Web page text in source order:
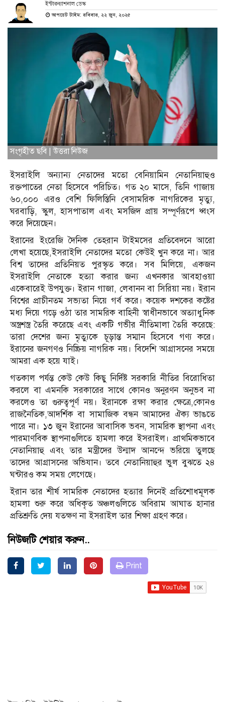
ইন্টারন্যাশনাল ডেস্ক
আপডেট টাইম: রবিবার, ২২ জুন, ২০২৫
সংগৃহীত ছবি | উত্তরা নিউজ
ইসরাইলি অন্যান্য নেতাদের মতো বেনিয়ামিন নেতানিয়াহুও
রক্তপাতের নেতা হিসেবে পরিচিত। গত ২০ মাসে, তিনি গাজায়
৬০,০০০ এরও বেশি ফিলিস্তিনি বেসামরিক নাগরিকের মৃত্যু,
ঘরবাড়ি, স্কুল, হাসপাতাল এবং মসজিদ প্রায় সম্পূর্ণরূপে ধ্বংস
করে দিয়েছেন।
ইরানের ইংরেজি দৈনিক তেহরান টাইমসের প্রতিবেদনে আরো
লেখা হয়েছে,ইসরাইলি নেতাদের মতো কেউই খুন করে না। আর
বিশ্ব তাদের প্রতিনিয়ত পুরস্কৃত করে। সব মিলিয়ে, একজন
ইসরাইলি নেতাকে হত্যা করার জন্য এখনকার আবহাওয়া
একেবারেই উপযুক্ত। ইরান গাজা, লেবানন বা সিরিয়া নয়। ইরান
বিশ্বের প্রাচীনতম সভ্যতা নিয়ে গর্ব করে। কয়েক দশকের কষ্টের
মধ্য দিয়ে গড়ে ওঠা তার সামরিক বাহিনী স্বাধীনভাবে অত্যাধুনিক
অস্ত্রশস্ত্র তৈরি করেছে এবং একটি গভীর নীতিমালা তৈরি করেছে:
তারা দেশের জন্য মৃত্যুকে চূড়ান্ত সম্মান হিসেবে গণ্য করে।
ইরানের জনগণও নিষ্ক্রিয় নাগরিক নয়। বিদেশি আগ্রাসনের সময়ে
আমরা এক হয়ে যাই।
গতকাল পর্যন্ত কেউ কেউ কিছু নির্দিষ্ট সরকারি নীতির বিরোধিতা
করলে বা এমনকি সরকারের সাথে কোনও অনুরণন অনুভব না
করলেও তা গুরুত্বপূর্ণ নয়। ইরানকে রক্ষা করার ক্ষেত্রে,কোনও
রাজনৈতিক,আদর্শিক বা সামাজিক বন্ধন আমাদের ঐক্য ভাঙতে
পারে না। ১৩ জুন ইরানের আবাসিক ভবন, সামরিক স্থাপনা এবং
পারমাণবিক স্থাপনাগুলিতে হামলা করে ইসরাইল। প্রাথমিকভাবে
নেতানিয়াহু এবং তার মন্ত্রীদের উন্মাদ আনন্দে ভরিয়ে তুলছে
তাদের আগ্রাসনের অভিযান। তবে নেতানিয়াহুর ভুল বুঝতে ২৪
ঘন্টারও কম সময় লেগেছে।
ইরান তার শীর্ষ সামরিক নেতাদের হত্যার দিনেই প্রতিশোধমূলক
হামলা শুরু করে অধিকৃত অঞ্চলগুলিতে অবিরাম আঘাত হানার
প্রতিশ্রুতি দেয় যতক্ষণ না ইসরাইল তার শিক্ষা গ্রহণ করে।
নিউজটি শেয়ার করুন..
Print